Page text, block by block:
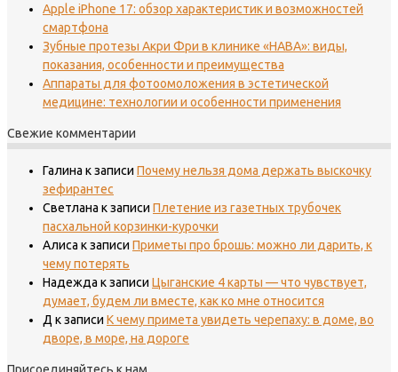
Apple iPhone 17: обзор характеристик и возможностей
смартфона
Зубные протезы Акри Фри в клинике «НАВА»: виды,
показания, особенности и преимущества
Аппараты для фотоомоложения в эстетической
медицине: технологии и особенности применения
Свежие комментарии
Галина к записи Почему нельзя дома держать выскочку
зефирантес
Светлана к записи Плетение из газетных трубочек
пасхальной корзинки-курочки
Алиса к записи Приметы про брошь: можно ли дарить, к
чему потерять
Надежда к записи Цыганские 4 карты — что чувствует,
думает, будем ли вместе, как ко мне относится
Д к записи К чему примета увидеть черепаху: в доме, во
дворе, в море, на дороге
Присоединяйтесь к нам